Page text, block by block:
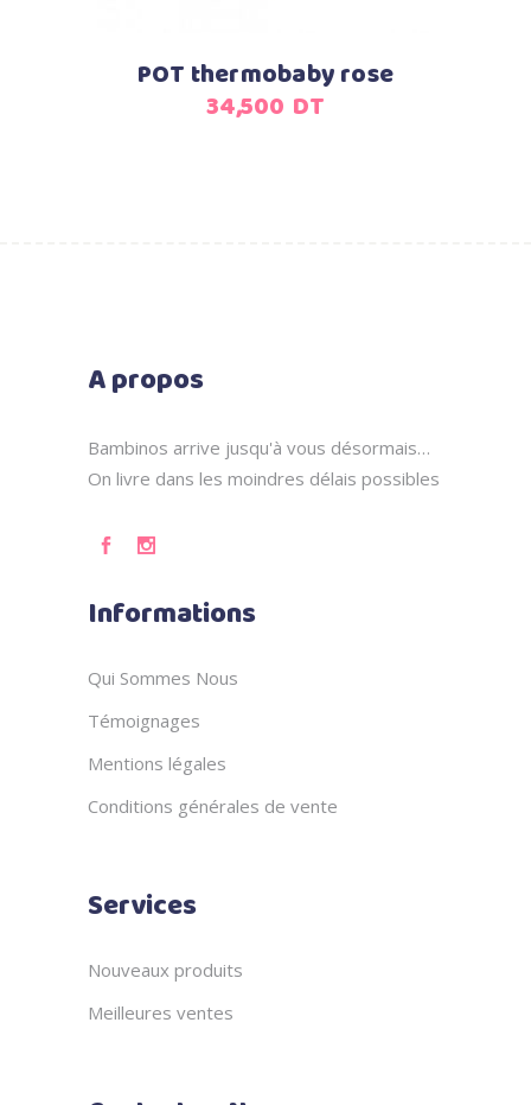
POT thermobaby rose
34,500 DT
A propos
Bambinos arrive jusqu'à vous désormais…
On livre dans les moindres délais possibles
Informations
Qui Sommes Nous
Témoignages
Mentions légales
Conditions générales de vente
Services
Nouveaux produits
Meilleures ventes